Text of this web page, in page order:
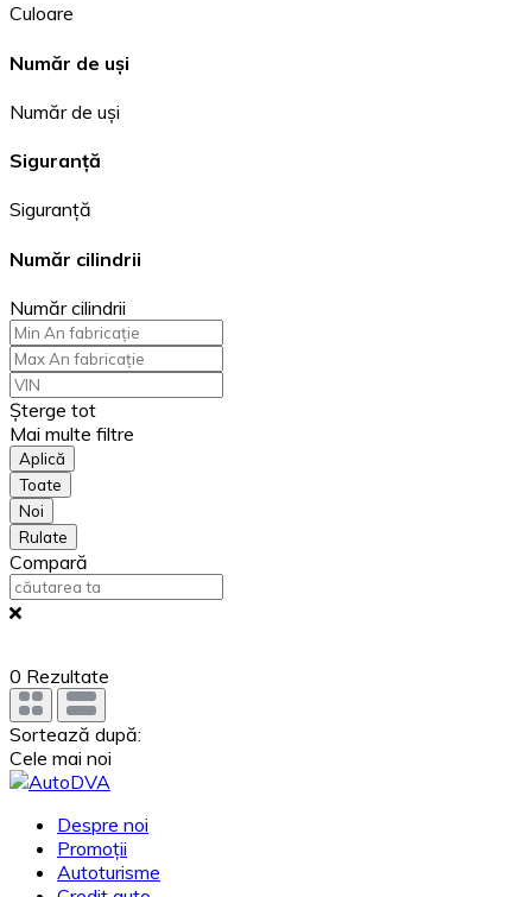
Culoare
Număr de uși
Număr de uși
Siguranță
Siguranță
Număr cilindrii
Număr cilindrii
Șterge tot
Mai multe filtre
Aplică
Toate
Noi
Rulate
Compară
0 Rezultate
Sortează după:
Cele mai noi
Despre noi
Promoții
Autoturisme